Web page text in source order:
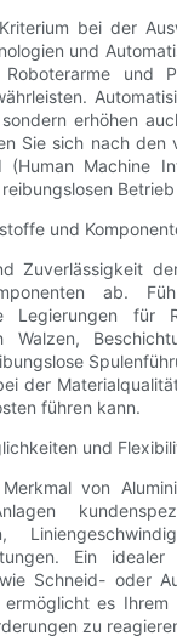
bei der
und
Roboterarme und
sondern erhöhen
Sie sich nach den
(Human Machine
und
Zuverlässigkeit
ab.
Legierungen für
Walzen,
der
führen kann.
und
von
Ein
Schneid- oder
ermöglicht es
zu